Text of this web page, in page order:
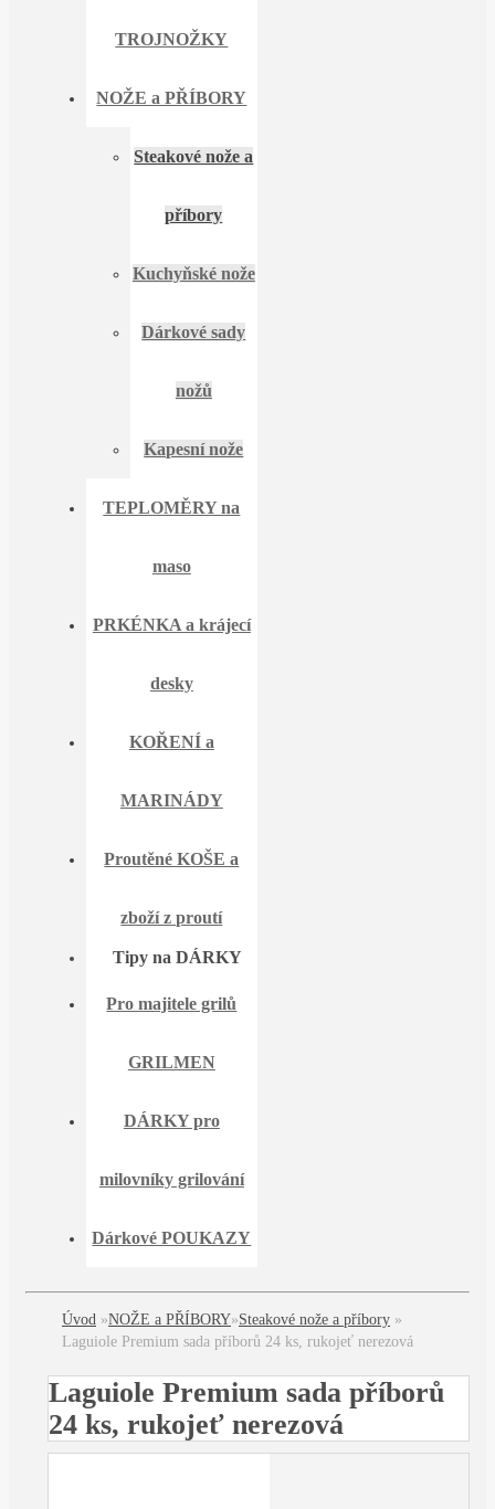
TROJNOŽKY
NOŽE a PŘÍBORY
Steakové nože a
příbory
Kuchyňské nože
Dárkové sady
nožů
Kapesní nože
TEPLOMĚRY na
maso
PRKÉNKA a krájecí
desky
KOŘENÍ a
MARINÁDY
Proutěné KOŠE a
zboží z proutí
Tipy na DÁRKY
Pro majitele grilů
GRILMEN
DÁRKY pro
milovníky grilování
Dárkové POUKAZY
Úvod »NOŽE a PŘÍBORY»Steakové nože a příbory »
Laguiole Premium sada příborů 24 ks, rukojeť nerezová
Laguiole Premium sada příborů
24 ks, rukojeť nerezová